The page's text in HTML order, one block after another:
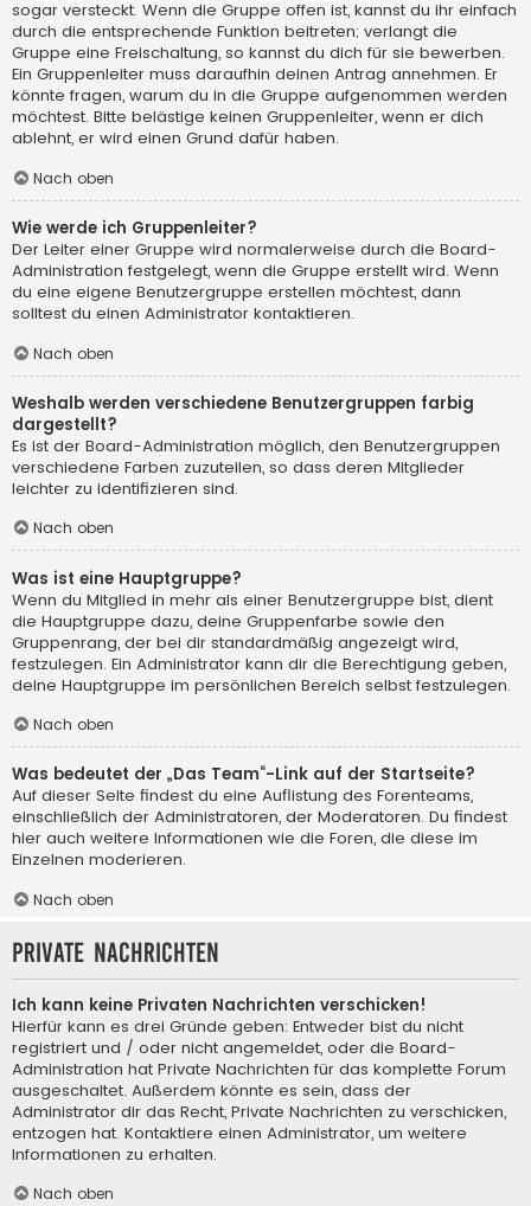
sogar versteckt. Wenn die Gruppe offen ist, kannst du ihr einfach
durch die entsprechende Funktion beitreten; verlangt die
Gruppe eine Freischaltung, so kannst du dich für sie bewerben.
Ein Gruppenleiter muss daraufhin deinen Antrag annehmen. Er
könnte fragen, warum du in die Gruppe aufgenommen werden
möchtest. Bitte belästige keinen Gruppenleiter, wenn er dich
ablehnt, er wird einen Grund dafür haben.
Nach oben
Wie werde ich Gruppenleiter?
Der Leiter einer Gruppe wird normalerweise durch die Board-
Administration festgelegt, wenn die Gruppe erstellt wird. Wenn
du eine eigene Benutzergruppe erstellen möchtest, dann
solltest du einen Administrator kontaktieren.
Nach oben
Weshalb werden verschiedene Benutzergruppen farbig
dargestellt?
Es ist der Board-Administration möglich, den Benutzergruppen
verschiedene Farben zuzuteilen, so dass deren Mitglieder
leichter zu identifizieren sind.
Nach oben
Was ist eine Hauptgruppe?
Wenn du Mitglied in mehr als einer Benutzergruppe bist, dient
die Hauptgruppe dazu, deine Gruppenfarbe sowie den
Gruppenrang, der bei dir standardmäßig angezeigt wird,
festzulegen. Ein Administrator kann dir die Berechtigung geben,
deine Hauptgruppe im persönlichen Bereich selbst festzulegen.
Nach oben
Was bedeutet der „Das Team“-Link auf der Startseite?
Auf dieser Seite findest du eine Auflistung des Forenteams,
einschließlich der Administratoren, der Moderatoren. Du findest
hier auch weitere Informationen wie die Foren, die diese im
Einzelnen moderieren.
Nach oben
Private Nachrichten
Ich kann keine Privaten Nachrichten verschicken!
Hierfür kann es drei Gründe geben: Entweder bist du nicht
registriert und / oder nicht angemeldet, oder die Board-
Administration hat Private Nachrichten für das komplette Forum
ausgeschaltet. Außerdem könnte es sein, dass der
Administrator dir das Recht, Private Nachrichten zu verschicken,
entzogen hat. Kontaktiere einen Administrator, um weitere
Informationen zu erhalten.
Nach oben